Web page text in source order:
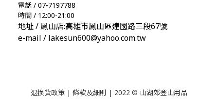
電話 / 07-7197788
時間 / 12:00-21:00
地址 / 鳳山店:高雄市鳳山區建國路三段67號
e-mail / lakesun600@yahoo.com.tw
退換貨政策 | 條款及細則 | 2022 © 山湖郊登山用品